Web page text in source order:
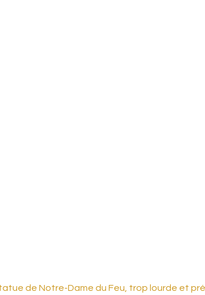
de Notre-Dame du Feu, trop lourde et